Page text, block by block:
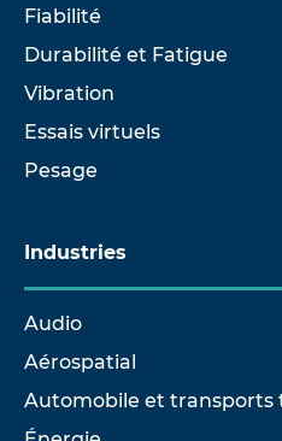
Fiabilité
Durabilité et Fatigue
Vibration
Essais virtuels
Pesage
Industries
Audio
Aérospatial
Automobile et transports